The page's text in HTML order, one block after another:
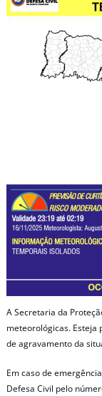
A Secretaria da
meteorológicas. Esteja
de agravamento da
Em caso de
Defesa Civil pelo